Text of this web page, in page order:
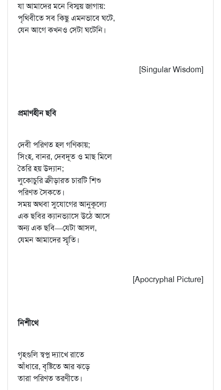
যা আমাদের মনে বিস্ময় জাগায়:
পৃথিবীতে সব কিছু এমনভাবে ঘটে,
যেন আগে কখনও সেটা ঘটেনি।
[Singular Wisdom]
প্রমাণহীন ছবি
দেবী পরিণত হল গণিকায়;
সিংহ, বানর, দেবদূত ও মাছ মিলে
তৈরি হয় উদ্যান;
লুকোচুরি ক্রীড়ারত চারটি শিশু
পরিণত সৈকতে।
সময় অথবা সুযোগের আনুকূল্যে
এক ছবির ক্যানভ্যাসে উঠে আসে
অন্য এক ছবি—যেটা আসল,
যেমন আমাদের স্মৃতি।
[Apocryphal Picture]
নিশীথে
গৃহগুলি স্বপ্ন দ্যাখে রাতে
আঁধারে, বৃষ্টিতে আর ঝড়ে
তারা পরিণত তরণীতে।